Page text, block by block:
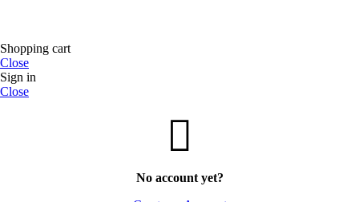
Shopping cart
Close
Sign in
Close
No account yet?